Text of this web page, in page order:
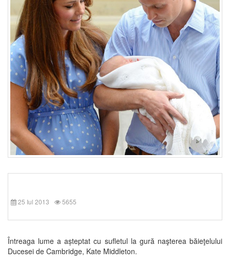
25 Iul 2013 5655
Întreaga lume a așteptat cu sufletul la gură naşterea băieţelului
Ducesei de Cambridge, Kate Middleton.